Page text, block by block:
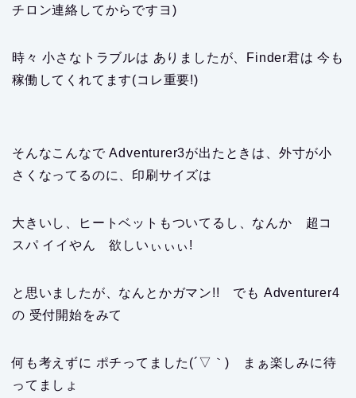
チロン連絡してからですヨ)
時々 小さなトラブルは ありましたが、Finder君は 今も
稼働してくれてます(コレ重要!)
そんなこんなで Adventurer3が出たときは、外寸が小
さくなってるのに、印刷サイズは
大きいし、ヒートベットもついてるし、なんか 超コ
スパ イイやん 欲しいぃぃぃ!
と思いましたが、なんとかガマン!! でも Adventurer4
の 受付開始をみて
何も考えずに ポチってました(´▽｀) まぁ楽しみに待
ってましょ